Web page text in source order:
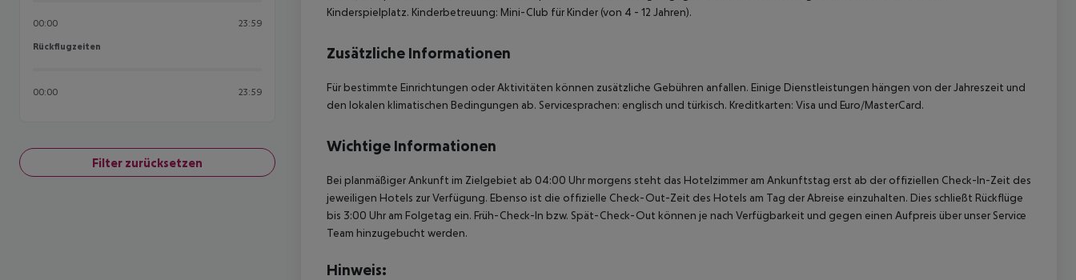
00:00 23:59
Rückflugzeiten
Rückflugzeiten
00:00 23:59
Filter zurücksetzen
Kinderspielplatz. Kinderbetreuung: Mini-Club für Kinder (von 4 - 12 Jahren).
Zusätzliche Informationen
Für bestimmte Einrichtungen oder Aktivitäten können zusätzliche Gebühren anfallen. Einige Dienstleistungen hängen von der Jahreszeit und
den lokalen klimatischen Bedingungen ab. Servicesprachen: englisch und türkisch. Kreditkarten: Visa und Euro/MasterCard.
Wichtige Informationen
Bei planmäßiger Ankunft im Zielgebiet ab 04:00 Uhr morgens steht das Hotelzimmer am Ankunftstag erst ab der offiziellen Check-In-Zeit des
jeweiligen Hotels zur Verfügung. Ebenso ist die offizielle Check-Out-Zeit des Hotels am Tag der Abreise einzuhalten. Dies schließt Rückflüge
bis 3:00 Uhr am Folgetag ein. Früh-Check-In bzw. Spät-Check-Out können je nach Verfügbarkeit und gegen einen Aufpreis über unser Service
Team hinzugebucht werden.
Hinweis: